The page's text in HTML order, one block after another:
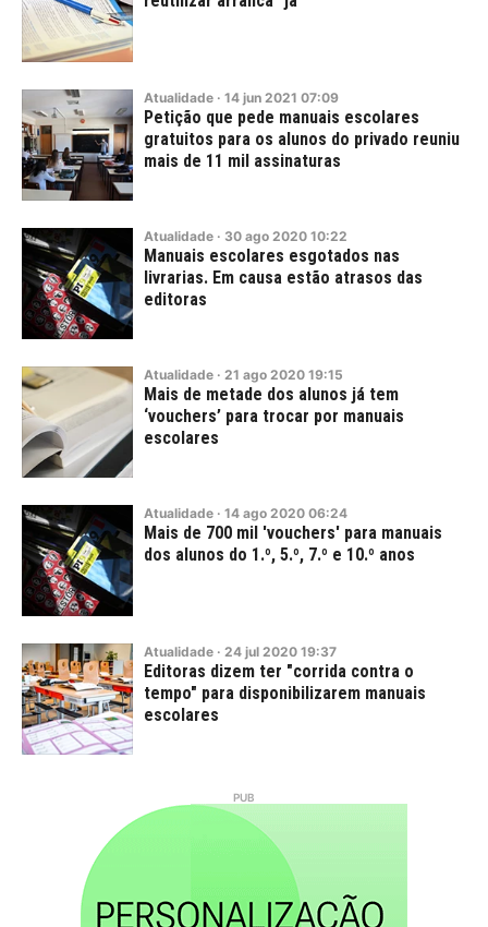
Atualidade · 14 jun 2021 07:09
Petição que pede manuais escolares
gratuitos para os alunos do privado reuniu
mais de 11 mil assinaturas
Atualidade · 30 ago 2020 10:22
Manuais escolares esgotados nas
livrarias. Em causa estão atrasos das
editoras
Atualidade · 21 ago 2020 19:15
Mais de metade dos alunos já tem
‘vouchers’ para trocar por manuais
escolares
Atualidade · 14 ago 2020 06:24
Mais de 700 mil 'vouchers' para manuais
dos alunos do 1.º, 5.º, 7.º e 10.º anos
Atualidade · 24 jul 2020 19:37
Editoras dizem ter "corrida contra o
tempo" para disponibilizarem manuais
escolares